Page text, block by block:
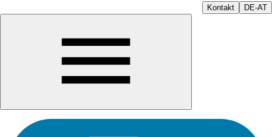
Kontakt DE-AT